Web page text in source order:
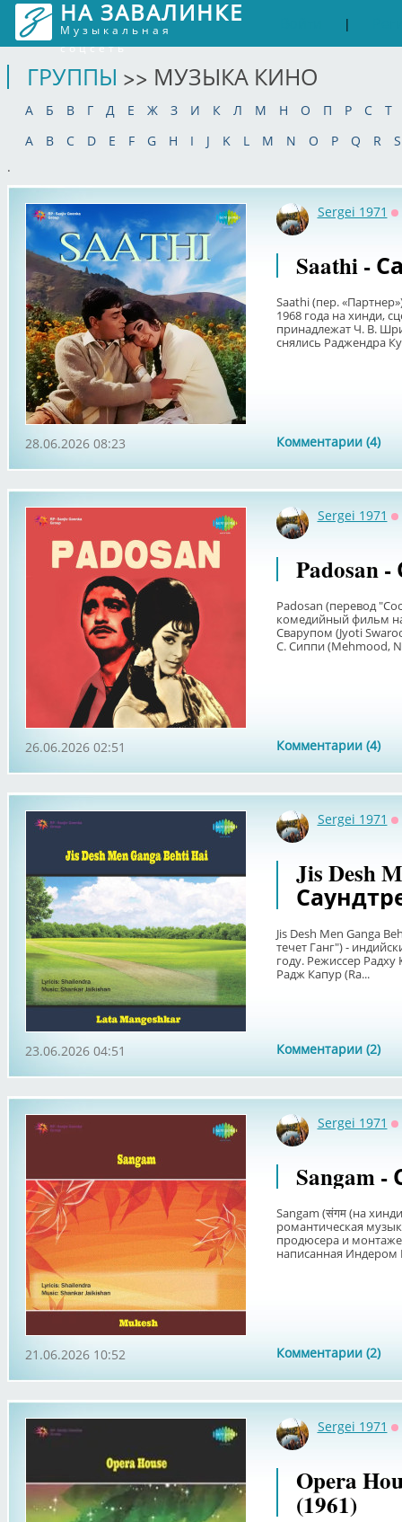
НА ЗАВАЛИНКЕ
Музыкальная
соцсеть
|
ГРУППЫ >> МУЗЫКА КИНО
А Б В Г Д Е Ж З И К Л М Н О П Р С
Т
A
B C D E F G H I J K L M N O P Q R
S
.
Sergei 1971
Saathi -
Saathi (пер.
1968 года на хинди,
принадлежат Ч. В.
снялись Раджендра
Комментарии (4)
28.06.2026 08:23
Sergei 1971
Padosan
Padosan (перевод
комедийный фильм
Сварупом (Jyoti
C. Сиппи (Mehmood,
Комментарии (4)
26.06.2026 02:51
Sergei 1971
Jis Desh
Jis Desh Men Ganga
течет Ганг") -
году. Режиссер
Радж Капур (Ra...
Комментарии (2)
23.06.2026 04:51
Sergei 1971
Sangam -
Sangam (संगम (на
романтическая
продюсера и
написанная Индером
Комментарии (2)
21.06.2026 10:52
Sergei 1971
Opera
(1961)